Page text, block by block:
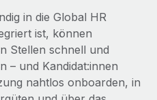
HR & Compliance
einer Partnerschaft
verfügbar
und KI-Automatisierung
und Qualifikationen
in die Global HR
ist, können
Stellen schnell und
– und Kandidat:innen
nahtlos onboarden, in